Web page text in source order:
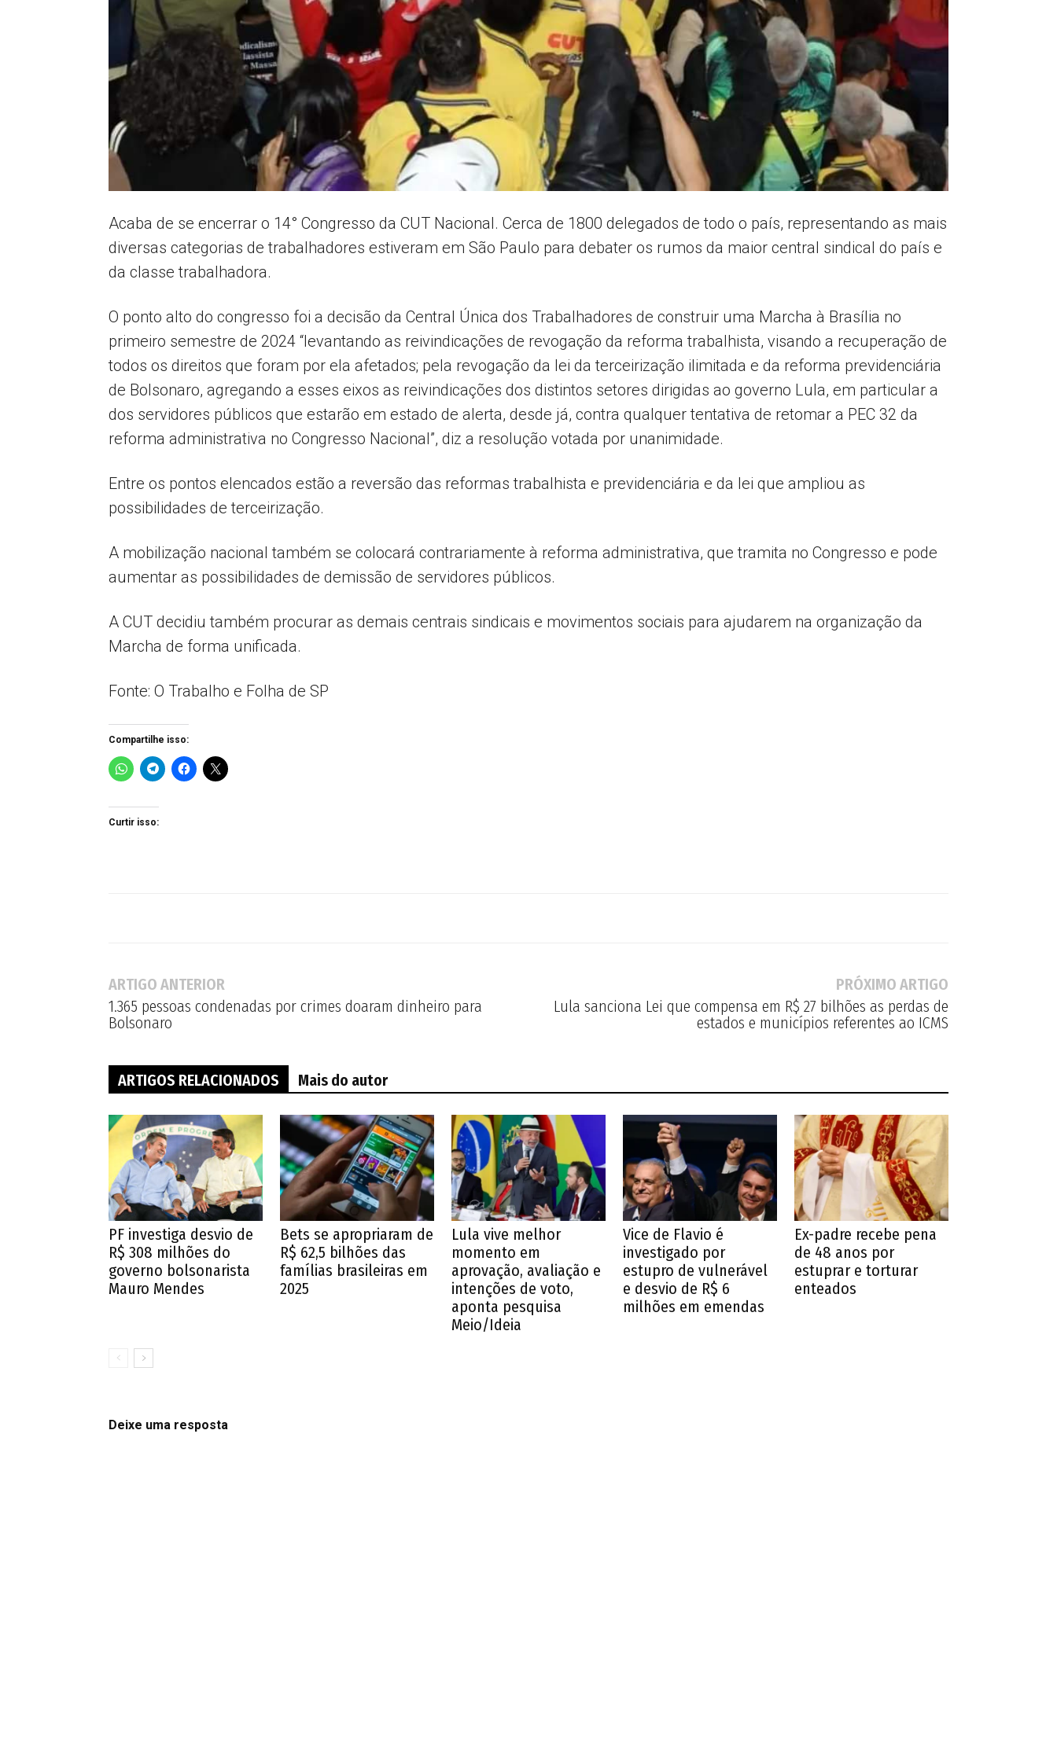
Acaba de se encerrar o 14° Congresso da CUT Nacional. Cerca de 1800 delegados de todo o país, representando as mais
diversas categorias de trabalhadores estiveram em São Paulo para debater os rumos da maior central sindical do país e
da classe trabalhadora.
O ponto alto do congresso foi a decisão da Central Única dos Trabalhadores de construir uma Marcha à Brasília no
primeiro semestre de 2024 “levantando as reivindicações de revogação da reforma trabalhista, visando a recuperação de
todos os direitos que foram por ela afetados; pela revogação da lei da terceirização ilimitada e da reforma previdenciária
de Bolsonaro, agregando a esses eixos as reivindicações dos distintos setores dirigidas ao governo Lula, em particular a
dos servidores públicos que estarão em estado de alerta, desde já, contra qualquer tentativa de retomar a PEC 32 da
reforma administrativa no Congresso Nacional”, diz a resolução votada por unanimidade.
Entre os pontos elencados estão a reversão das reformas trabalhista e previdenciária e da lei que ampliou as
possibilidades de terceirização.
A mobilização nacional também se colocará contrariamente à reforma administrativa, que tramita no Congresso e pode
aumentar as possibilidades de demissão de servidores públicos.
A CUT decidiu também procurar as demais centrais sindicais e movimentos sociais para ajudarem na organização da
Marcha de forma unificada.
Fonte: O Trabalho e Folha de SP
Compartilhe isso:
Curtir isso:
ARTIGO ANTERIOR
1.365 pessoas condenadas por crimes doaram dinheiro para
Bolsonaro
PRÓXIMO ARTIGO
Lula sanciona Lei que compensa em R$ 27 bilhões as perdas de
estados e municípios referentes ao ICMS
ARTIGOS RELACIONADOS Mais do autor
PF investiga desvio de
R$ 308 milhões do
governo bolsonarista
Mauro Mendes
Bets se apropriaram de
R$ 62,5 bilhões das
famílias brasileiras em
2025
Lula vive melhor
momento em
aprovação, avaliação e
intenções de voto,
aponta pesquisa
Meio/Ideia
Vice de Flavio é
investigado por
estupro de vulnerável
e desvio de R$ 6
milhões em emendas
Ex-padre recebe pena
de 48 anos por
estuprar e torturar
enteados
Deixe uma resposta